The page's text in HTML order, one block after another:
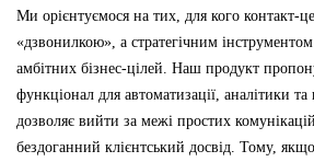
Ми орієнтуємося на тих, для кого контакт-
«дзвонилкою», а стратегічним
амбітних бізнес-цілей. Наш продукт
функціонал для автоматизації, аналітики та
дозволяє вийти за межі простих
бездоганний клієнтський досвід. Тому,